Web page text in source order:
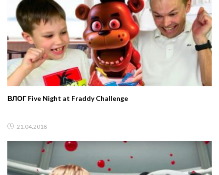
ВЛОГ Five Night at Fraddy Challenge
21.04.2018